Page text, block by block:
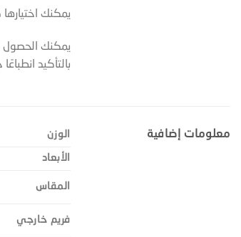
يمكنك
يمكنك الحصول
بالتأكيد
معلومات إضافية الوزن
الأبعاد
المقاس
فريم خارجي